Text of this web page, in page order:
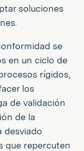
soluciones
se
en un ciclo de
rígidos,
los
de validación
de la
desviado
que repercuten